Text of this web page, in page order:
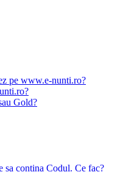
pe www.e-nunti.ro?
Gold?
sa contina Codul. Ce fac?